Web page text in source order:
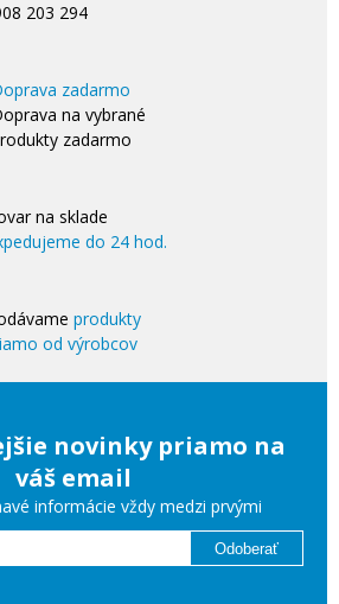
203 294
zadarmo
na vybrané
zadarmo
na sklade
do 24 hod.
produkty
od výrobcov
novinky priamo na
váš email
informácie vždy medzi prvými
Odoberať